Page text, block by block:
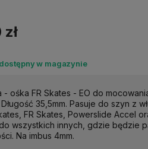
w magazynie
- ośka FR Skates - EO do
Długość 35,5mm. Pasuje do szyn z
FR Skates, Powerslide Accel
wszystkich innych, gdzie będzie
Na imbus 4mm.